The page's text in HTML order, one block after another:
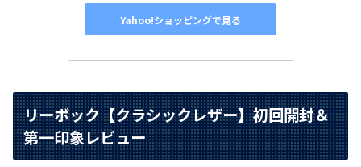
Yahoo!ショッピングで見る
リーボック【クラシックレザー】初回開封＆
第一印象レビュー